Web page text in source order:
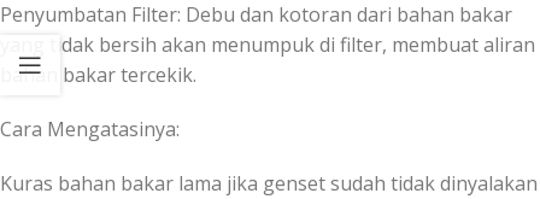
Penyumbatan Filter: Debu dan kotoran dari bahan bakar
yang tidak bersih akan menumpuk di filter, membuat aliran
bahan bakar tercekik.
Cara Mengatasinya:
Kuras bahan bakar lama jika genset sudah tidak dinyalakan